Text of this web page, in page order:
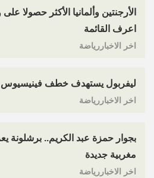
الأرجنتين وألمانيا الأكثر حصولا
اعرف القائمة
اخر الاخباررياضة
ليفربول يستهدف خطف فينيسيوس
اخر الاخباررياضة
بجوار حمزة عبد الكريم.. برشلونة
مغربية جديدة
اخر الاخباررياضة